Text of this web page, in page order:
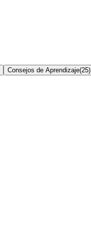
Consejos de Aprendizaje(25)